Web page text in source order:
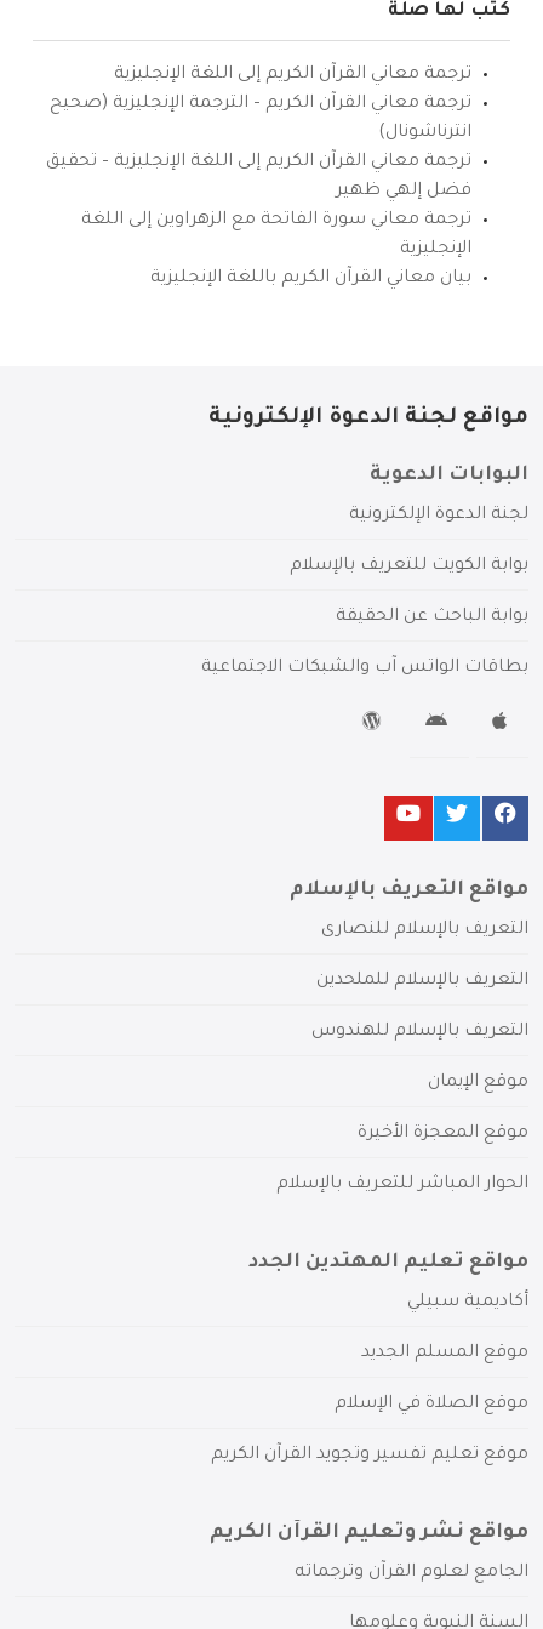
كتب لها صلة
ترجمة معاني القرآن الكريم إلى اللغة الإنجليزية
ترجمة معاني القرآن الكريم – الترجمة الإنجليزية (صحيح
انترناشونال)
ترجمة معاني القرآن الكريم إلى اللغة الإنجليزية – تحقيق
فضل إلهي ظهير
ترجمة معاني سورة الفاتحة مع الزهراوين إلى اللغة
الإنجليزية
بيان معاني القرآن الكريم باللغة الإنجليزية
مواقع لجنة الدعوة الإلكترونية
البوابات الدعوية
لجنة الدعوة الإلكترونية
بوابة الكويت للتعريف بالإسلام
بوابة الباحث عن الحقيقة
بطاقات الواتس آب والشبكات الاجتماعية
مواقع التعريف بالإسلام
التعريف بالإسلام للنصارى
التعريف بالإسلام للملحدين
التعريف بالإسلام للهندوس
موقع الإيمان
موقع المعجزة الأخيرة
الحوار المباشر للتعريف بالإسلام
مواقع تعليم المهتدين الجدد
أكاديمية سبيلي
موقع المسلم الجديد
موقع الصلاة في الإسلام
موقع تعليم تفسير وتجويد القرآن الكريم
مواقع نشر وتعليم القرآن الكريم
الجامع لعلوم القرآن وترجماته
السنة النبوية وعلومها